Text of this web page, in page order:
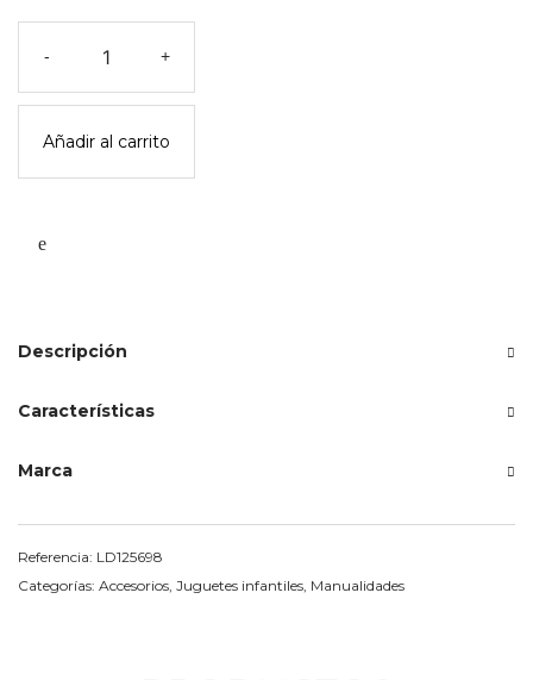
-
arte
granja
-
+
Añadir al carrito
Descripción
Características
Marca
Referencia: LD125698
Categorías: Accesorios Juguetes infantiles Manualidades